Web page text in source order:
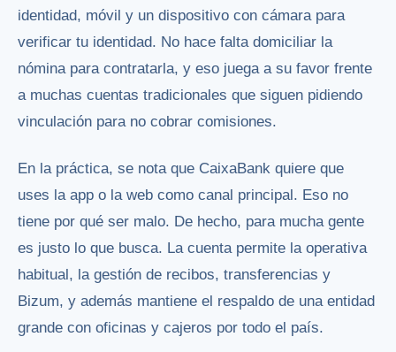
identidad, móvil y un dispositivo con cámara para
verificar tu identidad. No hace falta domiciliar la
nómina para contratarla, y eso juega a su favor frente
a muchas cuentas tradicionales que siguen pidiendo
vinculación para no cobrar comisiones.
En la práctica, se nota que CaixaBank quiere que
uses la app o la web como canal principal. Eso no
tiene por qué ser malo. De hecho, para mucha gente
es justo lo que busca. La cuenta permite la operativa
habitual, la gestión de recibos, transferencias y
Bizum, y además mantiene el respaldo de una entidad
grande con oficinas y cajeros por todo el país.